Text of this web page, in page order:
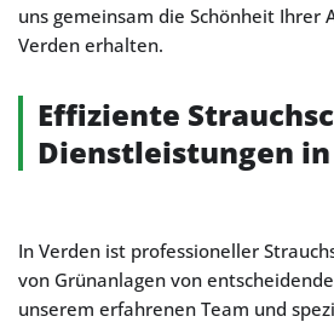
uns gemeinsam die Schönheit Ihrer
Verden erhalten.
Effiziente
Dienstleistungen
In Verden ist professioneller
von Grünanlagen von
unserem erfahrenen Team und